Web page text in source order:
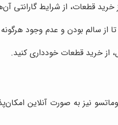
قطعات، از شرایط گارانتی
از سالم بودن و عدم وجود
از خرید قطعات خودداری کنید.
نیز به صورت آنلاین